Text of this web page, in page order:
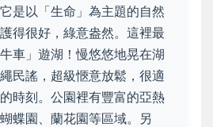
是以「生命」為主題的自然
得很好，綠意盎然。這裡最
車」遊湖！慢悠悠地晃在湖
民謠，超級愜意放鬆，很適
時刻。公園裡有豐富的亞熱
蝶園、蘭花園等區域。另